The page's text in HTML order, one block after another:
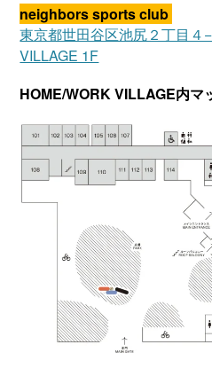
neighbors sports club
東京都世田谷区池尻２丁目４
VILLAGE 1F
HOME/WORK VILLAGE内マ